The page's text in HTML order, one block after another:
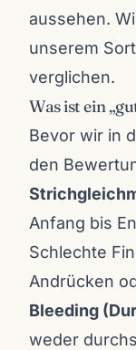
aussehen.
unserem
verglichen.
Was ist ein
Bevor wir in
den
Anfang bis
Schlechte
Andrücken
Bleeding
weder